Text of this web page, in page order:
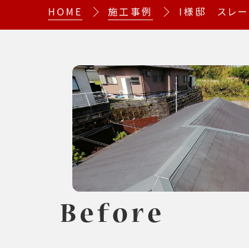
HOME 施工事例 I様邸 スレ